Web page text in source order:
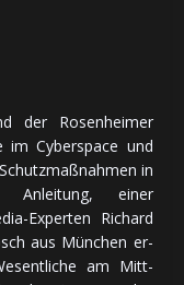
der Rosenheimer
im Cyberspace und
in
An­lei­tung, ei­ner
Experten Richard
aus München er­
am Mitt­